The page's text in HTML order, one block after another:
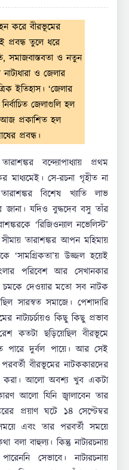
করে বীরভূমের
তুলে ধরে
সমাজবাস্তবতা ও নতুন
ও জেলার
ইতিহাস। ‘জেলার
জেলাগুলি হল
প্রকাশিত হল
প্রবন্ধ।
বন্দ্যোপাধ্যায় প্রথম
মাধ্যমেই। সে-রচনা গৃহীত না
বিশেষ খ্যাতি লাভ
যদিও বুদ্ধদেব বসু তাঁর
‘রিজিওন্যাল নভেলিস্ট’
তারাশঙ্কর আপন মহিমায়
‘সামগ্রিকতা’য় উজ্জল হয়েই
পরিবেশ আর সেখানকার
চমকে দেওয়ার মতো সব নাটক
সারস্বত সমাজে। পেশাদারি
নাট্যচর্চায়ও কিছু কিছু প্রভাব
কতটা ছড়িয়েছিল বীরভূমে
পারে দুর্বল পায়ে। আর সেই
বীরভূমের নাটককারদের
করা। আলো অবশ্য খুব একটা
আলো যিনি জ্বালাবেন তার
প্রয়াণ ঘটে ১৪ সেপ্টেম্বর
এবং তার পরবর্তী সময়ে
বলা বাহুল্য। কিন্তু নাট্যরচনায়
সেভাবে। নাট্যরচনায়